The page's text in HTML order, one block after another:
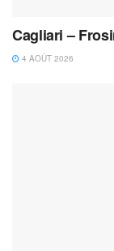
Cagliari –
4 AOÛT 2026